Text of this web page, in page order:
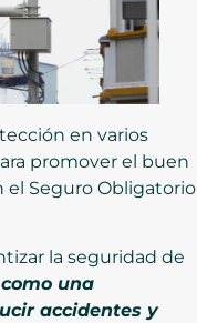
en varios
promover el buen
el Seguro Obligatorio
la seguridad de
una
accidentes y